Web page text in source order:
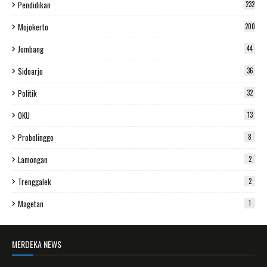
Pendidikan 232
Mojokerto 200
Jombang 44
Sidoarjo 36
Politik 32
OKU 13
Probolinggo 8
Lamongan 2
Trenggalek 2
Magetan 1
MERDEKA NEWS